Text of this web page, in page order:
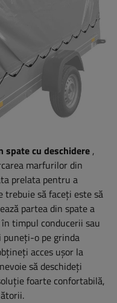
spate cu deschidere ,
marfurilor din
prelata pentru a
trebuie să faceți este să
partea din spate a
timpul conducerii sau
puneți-o pe grinda
acces ușor la
să deschideți
foarte confortabilă,